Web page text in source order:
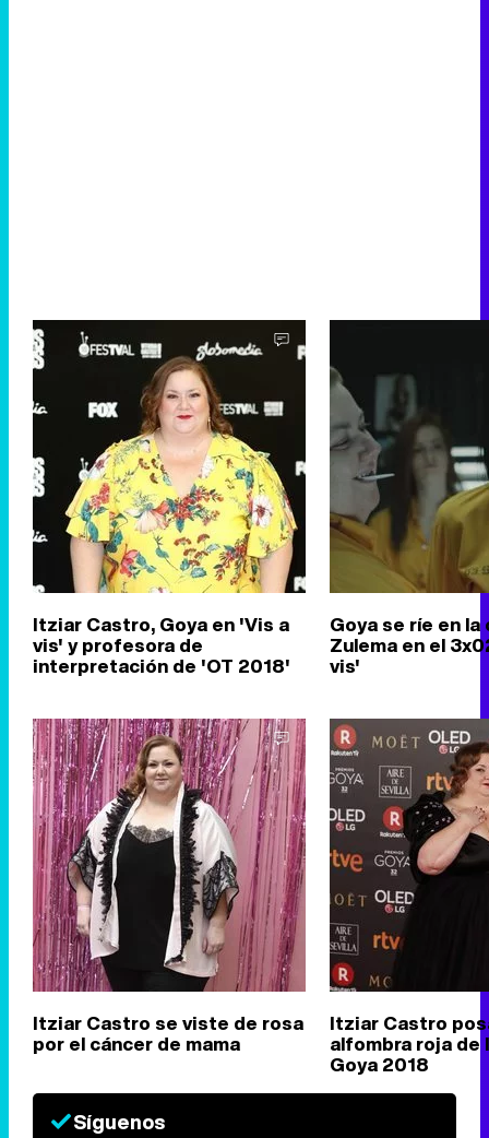
Itziar Castro, Goya en 'Vis a
vis' y profesora de
interpretación de 'OT 2018'
Goya se ríe en la
Zulema en el
vis'
Itziar Castro se viste de rosa
por el cáncer de mama
Itziar Castro
alfombra roja de
Goya 2018
Síguenos